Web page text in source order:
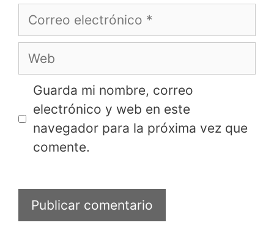
Correo
electrónico
Web
Guarda mi nombre, correo
electrónico y web en este
navegador para la próxima vez que
comente.